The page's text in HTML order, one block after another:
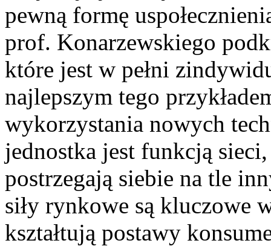
pewną formę
prof. Konarzewskiego
które jest w pełni
najlepszym tego
wykorzystania nowych
jednostka jest funkcją
postrzegają siebie na tle
siły rynkowe są kluczowe
kształtują postawy